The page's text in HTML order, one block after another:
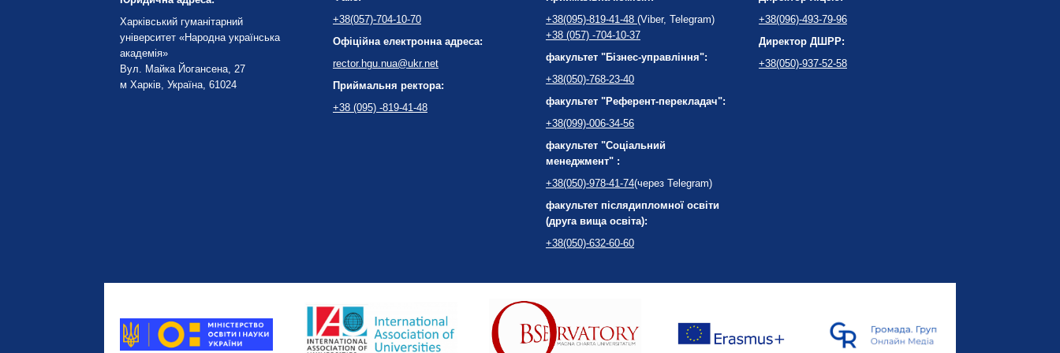
Харківський гуманітарний
університет «Народна українська
академія»
Вул. Майка Йогансена, 27
м Харків, Україна, 61024
+38(057)-704-10-70
Офіційна електронна адреса:
rector.hgu.nua@ukr.net
Приймальня ректора:
+38 (095) -819-41-48
+38(095)-819-41-48 (Viber, Telegram)
+38 (057) -704-10-37
факультет "Бізнес-управління":
+38(050)-768-23-40
факультет "Референт-перекладач":
+38(099)-006-34-56
факультет "Соціальний
менеджмент" :
+38(050)-978-41-74(через Telegram)
факультет післядипломної освіти
(друга вища освіта):
+38(050)-632-60-60
+38(096)-493-79-96
Директор ДШРР:
+38(050)-937-52-58